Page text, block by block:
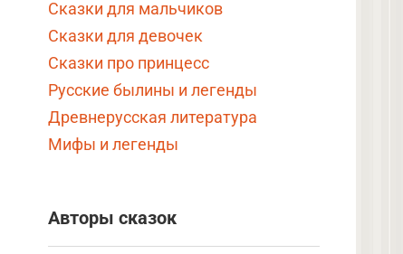
Сказки для мальчиков
Сказки для девочек
Сказки про принцесс
Русские былины и легенды
Древнерусская литература
Мифы и легенды
Авторы сказок